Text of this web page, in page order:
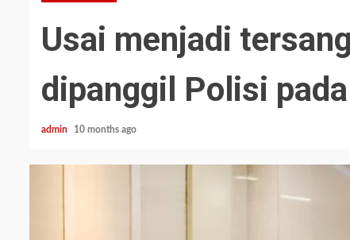
Usai menjadi
dipanggil Polisi
admin 10 months ago